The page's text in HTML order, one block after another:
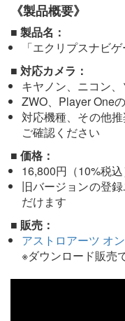
《製品概要》
■ 製品名：
「エクリプスナビゲ
■ 対応カメラ：
キヤノン、ニコン
ZWO、Player One
対応機種、その他
ご確認ください
■ 価格：
16,800円（10%税込
旧バージョンの登
だけます
■ 販売：
アストロアーツ オ
※ダウンロード販売